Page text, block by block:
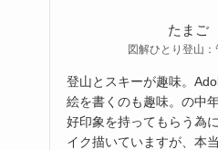
たまご
図解ひとり登山：
登山とスキーが趣味。
絵を書くのも趣味。の中
好印象を持ってもらう為
イク描いていますが、本